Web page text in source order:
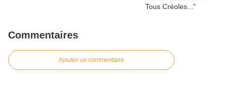
Commentaires
Ajouter un commentaire